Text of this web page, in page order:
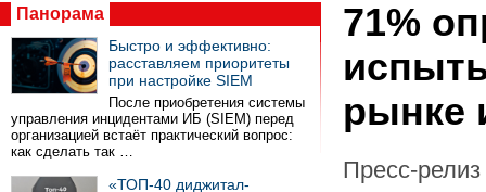
Панорама
Быстро и эффективно:
расставляем приоритеты
при настройке SIEM
После приобретения системы
управления инцидентами ИБ (SIEM) перед
организацией встаёт практический вопрос:
как сделать так …
«ТОП-40 диджитал-
71%
рынке
Пресс-